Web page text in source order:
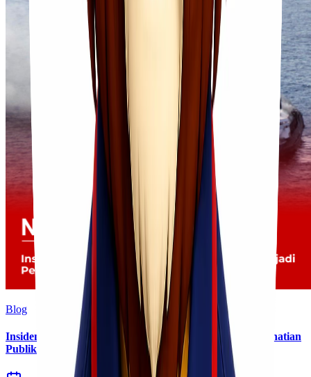
Blog
Insiden Kebakaran KM Mutiara Sentosa II Menjadi Perhatian
Publik